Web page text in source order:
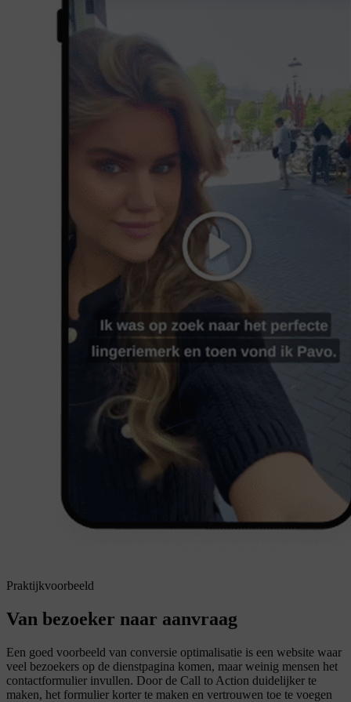
Praktijkvoorbeeld
Van bezoeker naar aanvraag
Een goed voorbeeld van conversie optimalisatie is een website waar
veel bezoekers op de dienstpagina komen, maar weinig mensen het
contactformulier invullen. Door de Call to Action duidelijker te
maken, het formulier korter te maken en vertrouwen toe te voegen